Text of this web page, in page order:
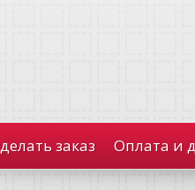
заказ Оплата и